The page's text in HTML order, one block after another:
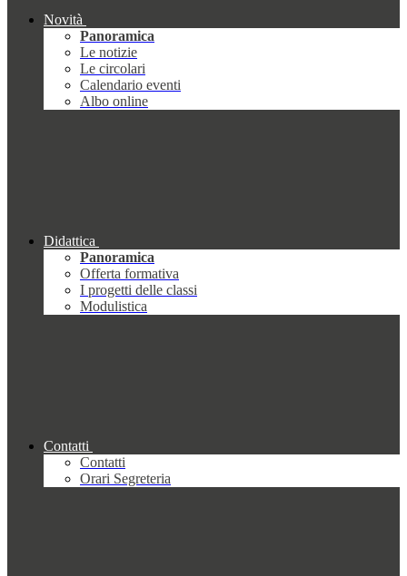
Novità
Panoramica
Le notizie
Le circolari
Calendario eventi
Albo online
Didattica
Panoramica
Offerta formativa
I progetti delle classi
Modulistica
Contatti
Contatti
Orari Segreteria